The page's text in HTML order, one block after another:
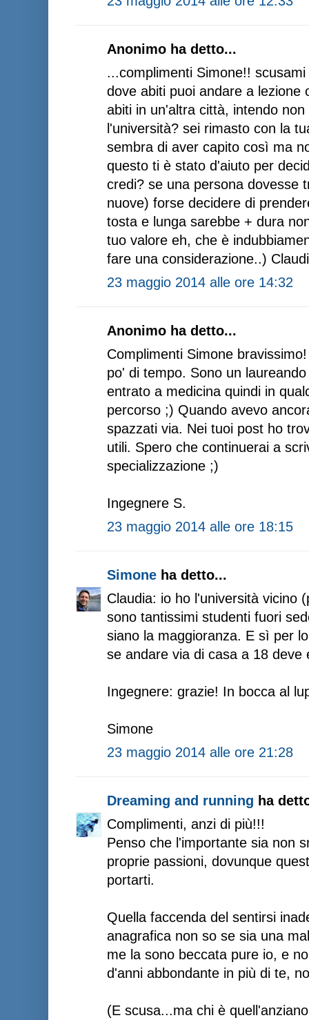
Anonimo ha detto...
...complimenti Simone!!
dove abiti puoi andare a lezione
abiti in un'altra città, intendo
l'università? sei rimasto con la
sembra di aver capito così ma
questo ti è stato d'aiuto per
credi? se una persona dovesse
nuove) forse decidere di
tosta e lunga sarebbe + dura
tuo valore eh, che è
fare una considerazione..)
23 maggio 2014 alle ore 14:32
Anonimo ha detto...
Complimenti Simone
po' di tempo. Sono un
entrato a medicina quindi in
percorso ;) Quando avevo
spazzati via. Nei tuoi post ho
utili. Spero che continuerai a
specializzazione ;)
Ingegnere S.
23 maggio 2014 alle ore 18:15
Simone ha detto...
Claudia: io ho l'università vicino
sono tantissimi studenti fuori
siano la maggioranza. E sì per
se andare via di casa a 18 deve
Ingegnere: grazie! In bocca al
Simone
23 maggio 2014 alle ore 21:28
Dreaming and running ha
Complimenti, anzi di più!!!
Penso che l'importante sia non
proprie passioni, dovunque
portarti.
Quella faccenda del sentirsi
anagrafica non so se sia una
me la sono beccata pure io, e
d'anni abbondante in più di te,
(E scusa...ma chi è